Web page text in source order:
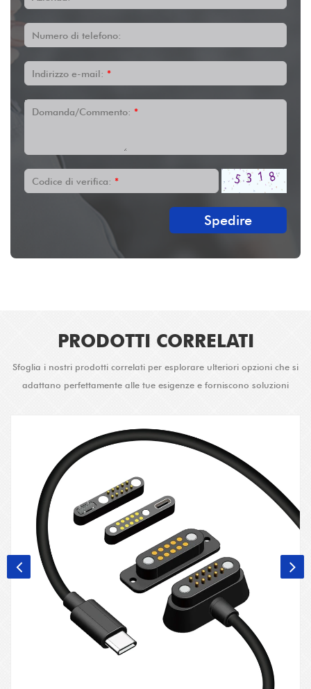
Numero di telefono:
Indirizzo e-mail: *
Domanda/Commento: *
Codice di verifica: *
Spedire
PRODOTTI CORRELATI
Sfoglia i nostri prodotti correlati per esplorare ulteriori opzioni che si
adattano perfettamente alle tue esigenze e forniscono soluzioni